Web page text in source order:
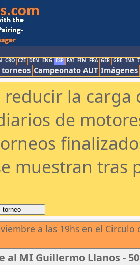
CRO CZE DEN ENG ESP FAI FIN FRA GER GRE INA
torneos Campeonato AUT Imágenes
reducir la
de
muestran tras
a las 19hs en el Circulo
al MI Guillermo Llanos -